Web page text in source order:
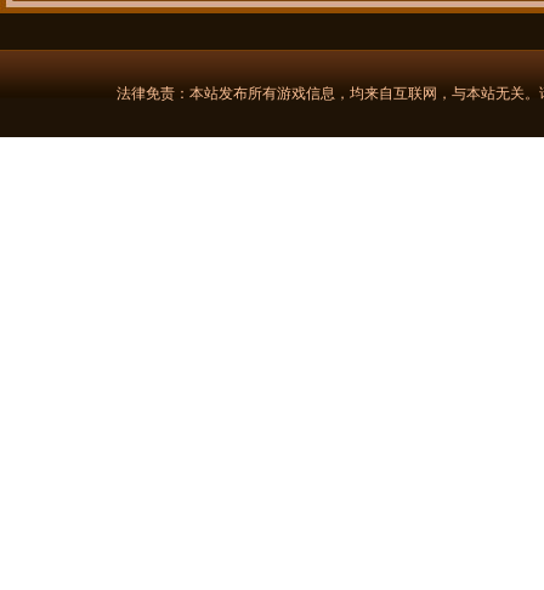
法律免责：本站发布所有游戏信息，均来自互联网，与本站无关